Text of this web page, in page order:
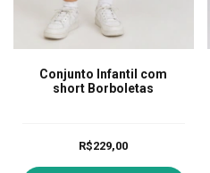
Conjunto Infantil com
short Borboletas
R$229,00